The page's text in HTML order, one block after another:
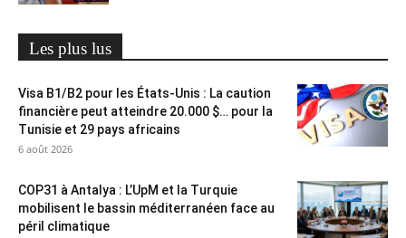
Les plus lus
Visa B1/B2 pour les États-Unis : La caution
financière peut atteindre 20.000 $… pour la
Tunisie et 29 pays africains
6 août 2026
COP31 à Antalya : L’UpM et la Turquie
mobilisent le bassin méditerranéen face au
péril climatique